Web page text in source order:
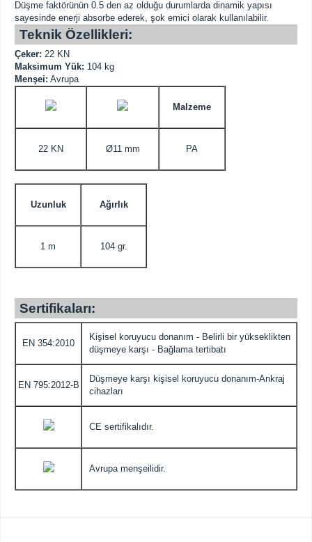
Düşme faktörünün 0.5 den az olduğu durumlarda dinamik yapısı
sayesinde enerji absorbe ederek, şok emici olarak kullanılabilir.
Teknik Özellikleri:
Çeker: 22 KN
Maksimum Yük: 104 kg
Menşei: Avrupa
Malzeme
22 KN Ø11 mm PA
Uzunluk Ağırlık
1 m 104 gr.
Sertifikaları:
EN 354:2010
Kişisel koruyucu donanım - Belirli bir yükseklikten
düşmeye karşı - Bağlama tertibatı
EN 795:2012-B
Düşmeye karşı kişisel koruyucu donanım-Ankraj
cihazları
CE sertifikalıdır.
Avrupa menşeilidir.